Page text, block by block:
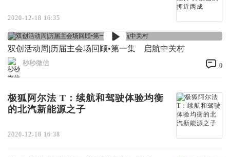
2020-12-18 16:35
双创活动周|历届主会场回顾•第一集 启航中关村
秒秒微信 0
极狐阿尔法 T：续航和驾驶体验均衡
的北汽新能源之子
2020-12-18 16:38